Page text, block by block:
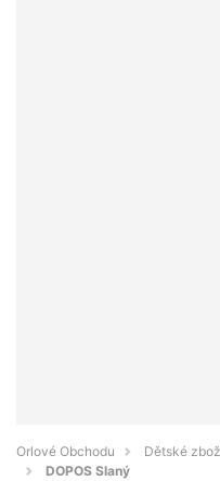
Orlové Obchodu
Dětské
DOPOS Slaný